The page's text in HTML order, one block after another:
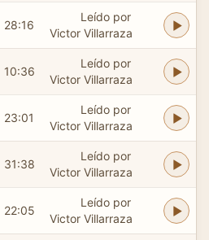
28:16
Leído por
Victor Villarraza
10:36
Leído por
Victor Villarraza
23:01
Leído por
Victor Villarraza
31:38
Leído por
Victor Villarraza
22:05
Leído por
Victor Villarraza